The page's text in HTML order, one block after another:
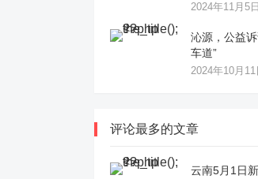
2024年11月5日
沁源，公益
车道”
2024年10月11
评论最多的文章
云南5月1日